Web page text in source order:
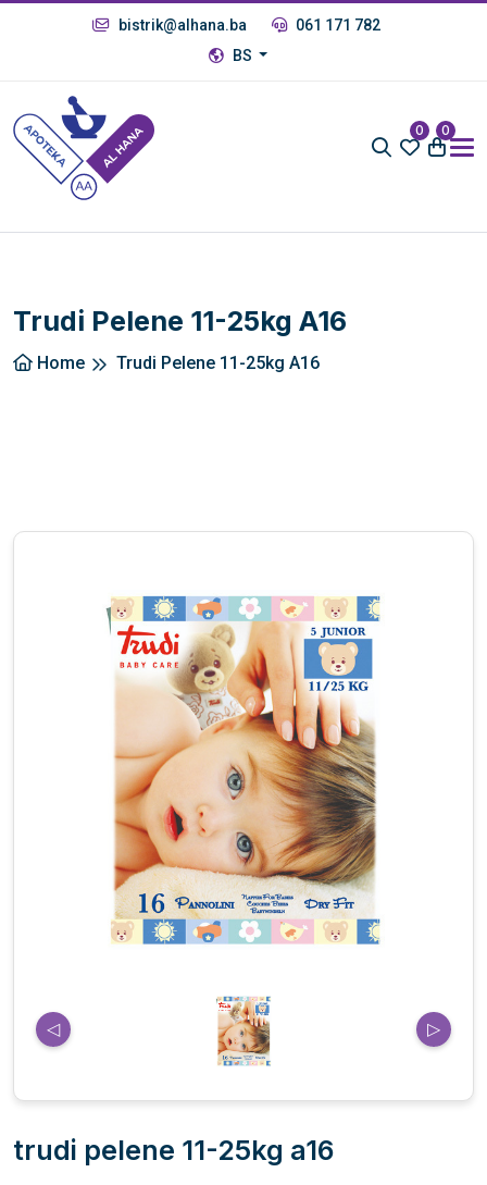
bistrik@alhana.ba
061 171 782
BS
0 0
Trudi Pelene 11-25kg A16
Home Trudi Pelene 11-25kg A16
◁ ▷
trudi pelene 11-25kg a16